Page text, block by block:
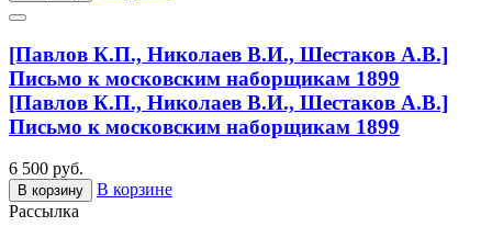
[Павлов К.П., Николаев В.И., Шестаков А.В.]
Письмо к московским наборщикам 1899
[Павлов К.П., Николаев В.И., Шестаков А.В.]
Письмо к московским наборщикам 1899
6 500 руб.
В корзину
В корзине
Рассылка